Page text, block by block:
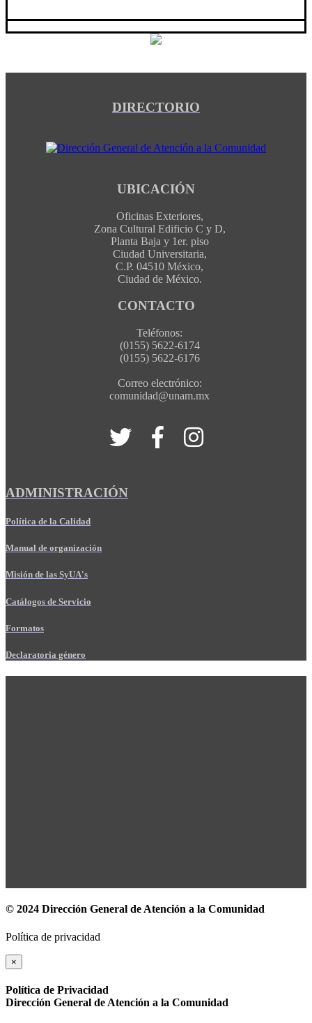
DIRECTORIO
UBICACIÓN
Oficinas Exteriores,
Zona Cultural Edificio C y D,
Planta Baja y 1er. piso
Ciudad Universitaria,
C.P. 04510 México,
Ciudad de México.
CONTACTO
Teléfonos:
(0155) 5622-6174
(0155) 5622-6176
Correo electrónico:
comunidad@unam.mx
ADMINISTRACIÓN
Política de la Calidad
Manual de organización
Misión de las SyUA's
Catálogos de Servicio
Formatos
Declaratoria género
© 2024 Dirección General de Atención a la Comunidad
Política de privacidad
×
Política de Privacidad
Dirección General de Atención a la Comunidad